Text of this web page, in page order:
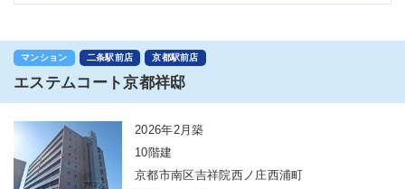
マンション 二条駅前店 京都駅前店
エステムコート京都祥邸
2026年2月築
10階建
京都市南区吉祥院西ノ庄西浦町